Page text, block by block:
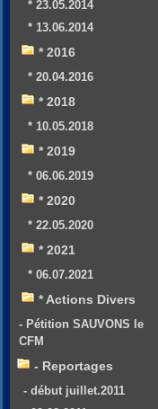
* 23.05.2014
* 13.06.2014
* 2016
* 20.04.2016
* 2018
* 10.05.2018
* 2019
* 06.06.2019
* 2020
* 22.05.2020
* 2021
* 06.07.2021
* Actions Divers
- Pétition SAUVONS le
CFM
- Reportages
- début juillet.2011